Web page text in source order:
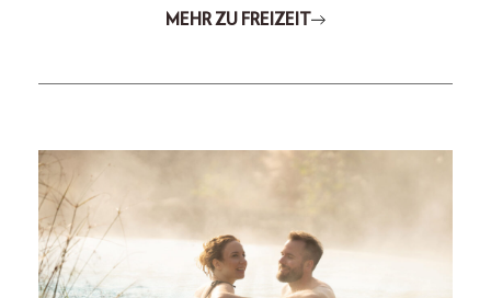
MEHR ZU FREIZEIT